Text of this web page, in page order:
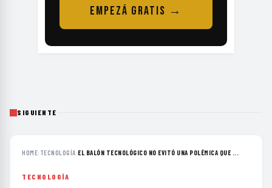
EMPEZÁ GRATIS →
SIGUIENTE
HOME› TECNOLOGÍA›EL BALÓN TECNOLÓGICO NO EVITÓ UNA POLÉMICA QUE ...
TECNOLOGÍA